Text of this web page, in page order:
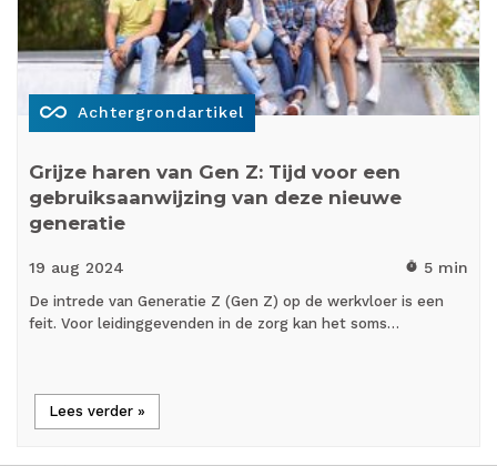
all_inclusive Achtergrondartikel
Grijze haren van Gen Z: Tijd voor een
gebruiksaanwijzing van deze nieuwe
generatie
19 aug 2024 timer 5 min
De intrede van Generatie Z (Gen Z) op de werkvloer is een
feit. Voor leidinggevenden in de zorg kan het soms…
Lees verder »